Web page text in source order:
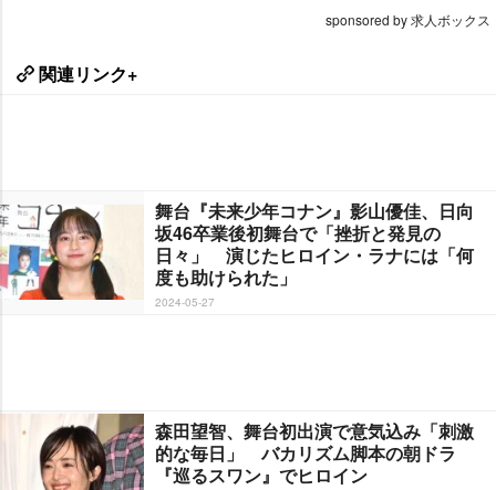
sponsored by 求人ボックス
関連リンク+
舞台『未来少年コナン』影山優佳、日向
坂46卒業後初舞台で「挫折と発見の
日々」 演じたヒロイン・ラナには「何
度も助けられた」
2024-05-27
森田望智、舞台初出演で意気込み「刺激
的な毎日」 バカリズム脚本の朝ドラ
『巡るスワン』でヒロイン